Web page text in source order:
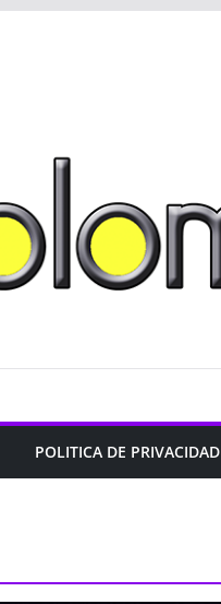
POLITICA DE PRIVACIDAD